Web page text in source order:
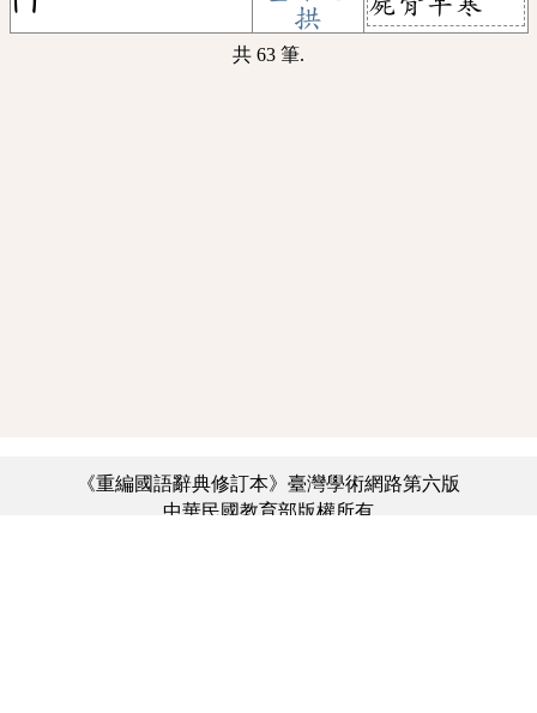
拱
共 63 筆.
《重編國語辭典修訂本》臺灣學術網路第六版
中華民國教育部版權所有